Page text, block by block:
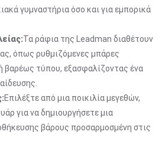
γυμναστήρια όσο και για εμπορικά
Τα ράφια της Leadman διαθέτουν
όπως ρυθμιζόμενες μπάρες
βαρέως τύπου, εξασφαλίζοντας ένα
Επιλέξτε από μια ποικιλία μεγεθών,
για να δημιουργήσετε μια
βάρους προσαρμοσμένη στις